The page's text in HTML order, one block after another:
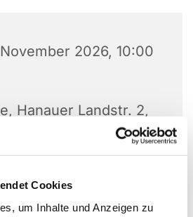
Cookies
um Inhalte und Anzeigen zu
2026, 10:00
Hanauer Landstr. 2,